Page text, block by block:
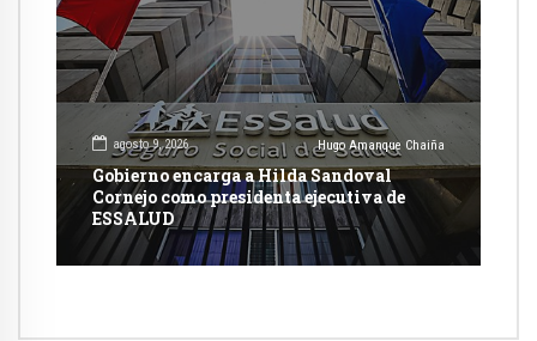
agosto 9, 2026 Hugo Amanque Chaiña
Gobierno encarga a Hilda Sandoval
Cornejo como presidenta ejecutiva de
ESSALUD